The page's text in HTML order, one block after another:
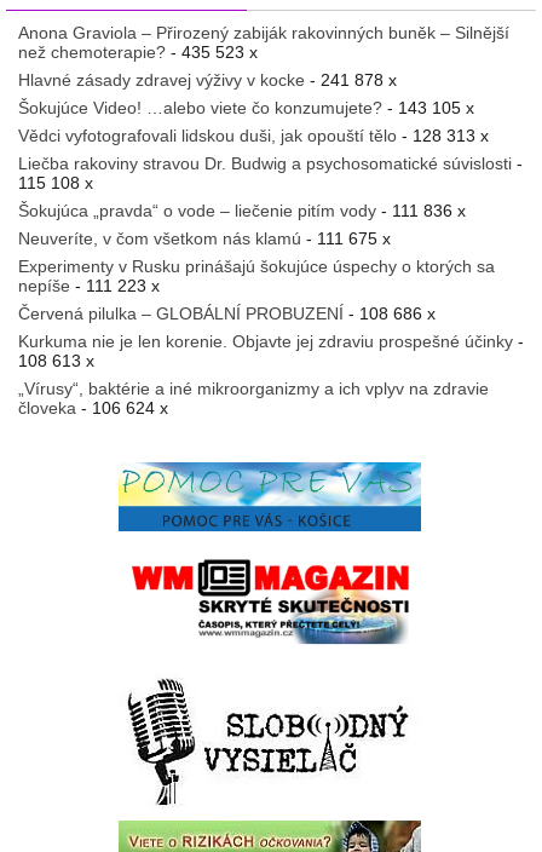
Anona Graviola – Přirozený zabiják rakovinných buněk – Silnější
než chemoterapie? - 435 523 x
Hlavné zásady zdravej výživy v kocke - 241 878 x
Šokujúce Video! …alebo viete čo konzumujete? - 143 105 x
Vědci vyfotografovali lidskou duši, jak opouští tělo - 128 313 x
Liečba rakoviny stravou Dr. Budwig a psychosomatické súvislosti -
115 108 x
Šokujúca „pravda“ o vode – liečenie pitím vody - 111 836 x
Neuveríte, v čom všetkom nás klamú - 111 675 x
Experimenty v Rusku prinášajú šokujúce úspechy o ktorých sa
nepíše - 111 223 x
Červená pilulka – GLOBÁLNÍ PROBUZENÍ - 108 686 x
Kurkuma nie je len korenie. Objavte jej zdraviu prospešné účinky -
108 613 x
„Vírusy“, baktérie a iné mikroorganizmy a ich vplyv na zdravie
človeka - 106 624 x